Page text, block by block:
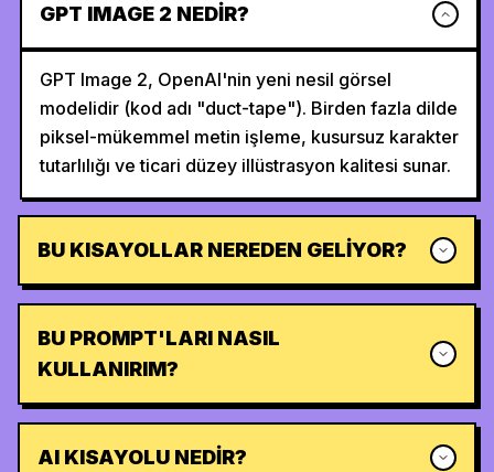
GPT IMAGE 2 NEDIR?
GPT Image 2, OpenAI'nin yeni nesil görsel
modelidir (kod adı "duct-tape"). Birden fazla dilde
piksel-mükemmel metin işleme, kusursuz karakter
tutarlılığı ve ticari düzey illüstrasyon kalitesi sunar.
BU KISAYOLLAR NEREDEN GELIYOR?
BU PROMPT'LARI NASIL
KULLANIRIM?
AI KISAYOLU NEDIR?